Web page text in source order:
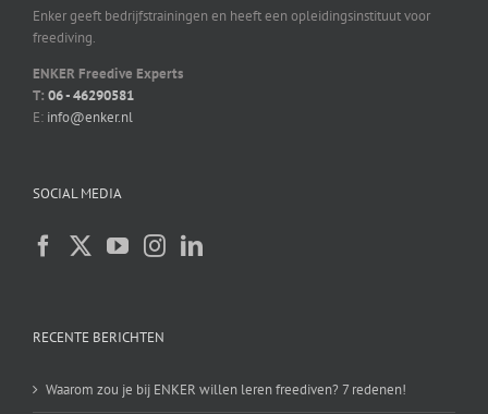
Enker geeft bedrijfstrainingen en heeft een opleidingsinstituut voor
freediving.
ENKER Freedive Experts
T: 06 - 46290581
E: info@enker.nl
SOCIAL MEDIA
RECENTE BERICHTEN
Waarom zou je bij ENKER willen leren freediven? 7 redenen!